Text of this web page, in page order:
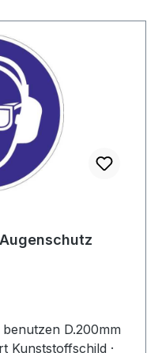
D.200mm
Kunststoffschild ·